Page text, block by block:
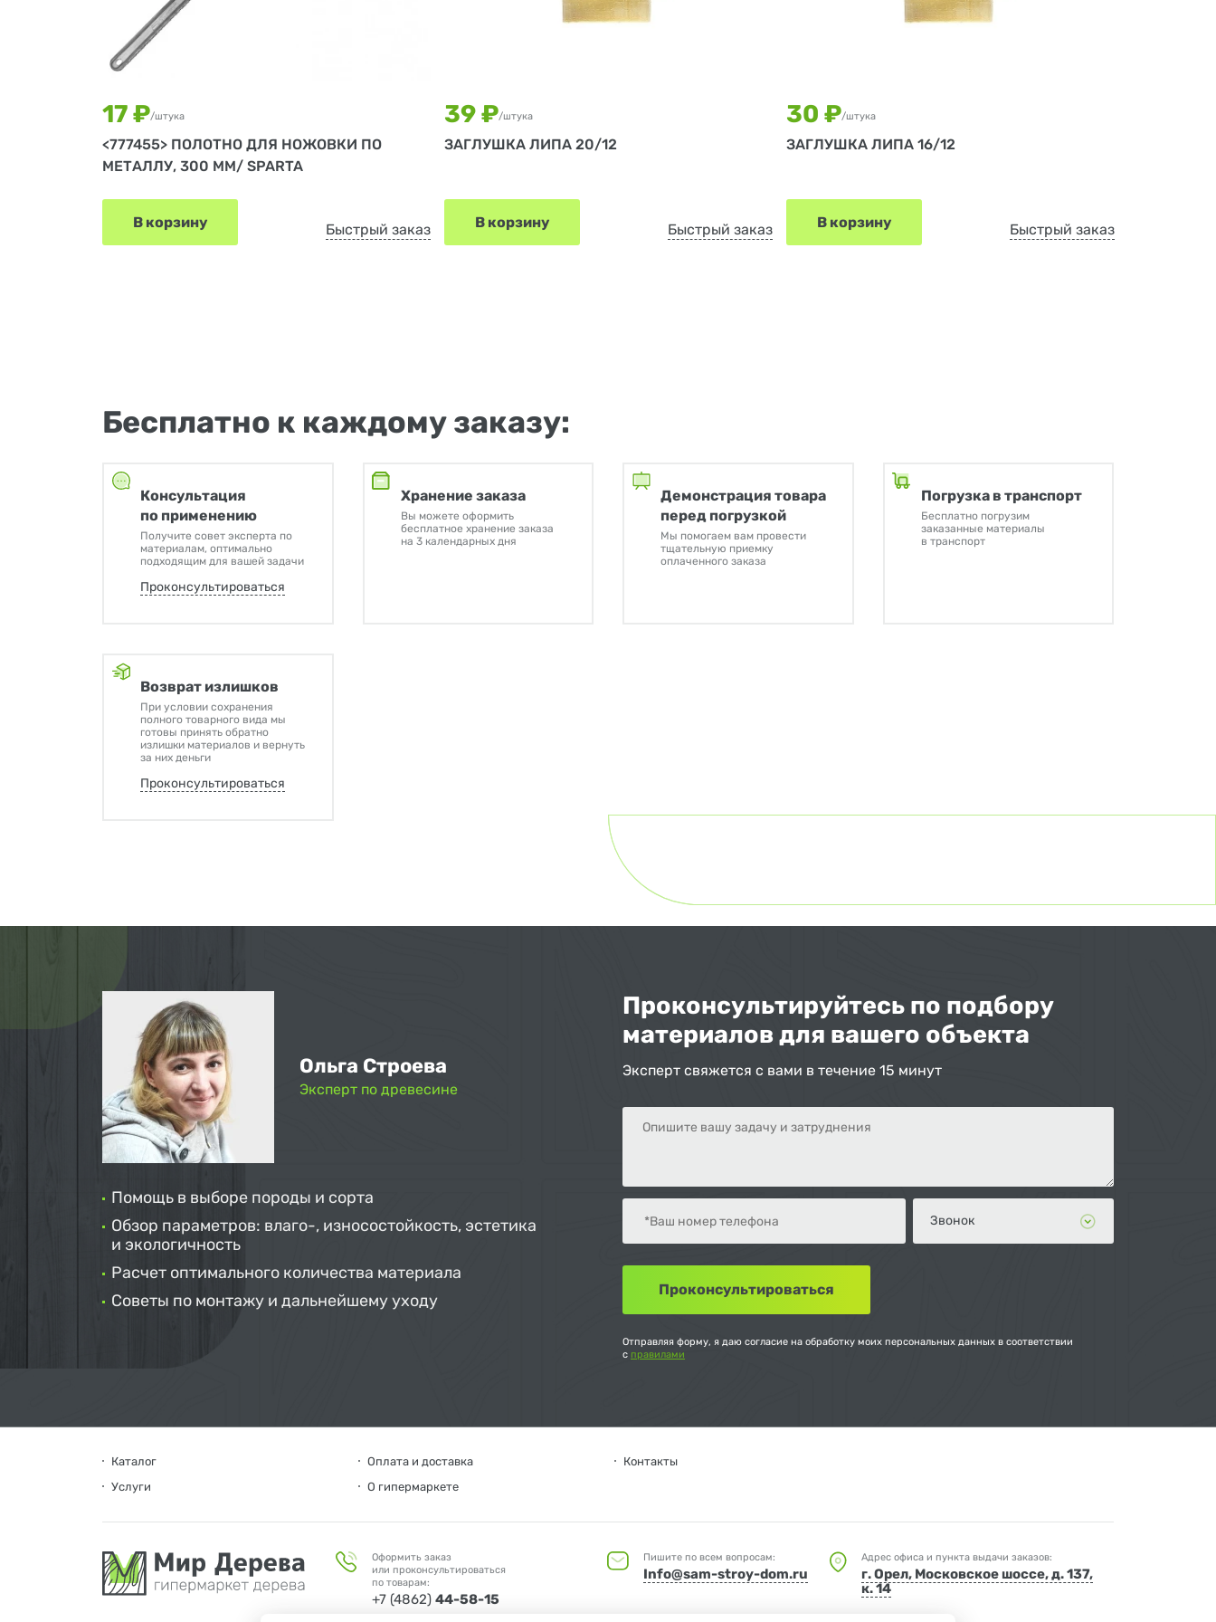
17 ₽/штука
<777455> ПОЛОТНО ДЛЯ НОЖОВКИ ПО
МЕТАЛЛУ, 300 ММ/ SPARTA
В корзину Быстрый заказ
39 ₽/штука
ЗАГЛУШКА ЛИПА 20/12
В корзину Быстрый заказ
30 ₽/штука
ЗАГЛУШКА ЛИПА 16/12
В корзину Быстрый заказ
Бесплатно к каждому заказу:
Консультация
по применению
Получите совет эксперта по
материалам, оптимально
подходящим для вашей задачи
Проконсультироваться
Хранение заказа
Вы можете оформить
бесплатное хранение заказа
на 3 календарных дня
Демонстрация товара
перед погрузкой
Мы помогаем вам провести
тщательную приемку
оплаченного заказа
Погрузка в транспорт
Бесплатно погрузим
заказанные материалы
в транспорт
Возврат излишков
При условии сохранения
полного товарного вида мы
готовы принять обратно
излишки материалов и вернуть
за них деньги
Проконсультироваться
Ольга Строева
Эксперт по древесине
Помощь в выборе породы и сорта
Обзор параметров: влаго-, износостойкость, эстетика
и экологичность
Расчет оптимального количества материала
Советы по монтажу и дальнейшему уходу
Проконсультируйтесь по подбору
материалов для вашего объекта
Эксперт свяжется с вами в течение 15 минут
Отправляя форму, я даю согласие на обработку моих персональных данных в соответствии
с правилами
Каталог
Услуги
Оплата и доставка
О гипермаркете
Контакты
Оформить заказ
или проконсультироваться
по товарам:
+7 (4862) 44-58-15
Пишите по всем вопросам:
Info@sam-stroy-dom.ru
Адрес офиса и пункта выдачи заказов:
г. Орел, Московское шоссе, д. 137,
к. 14